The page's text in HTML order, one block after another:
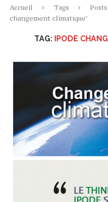
Accueil Tags
changement climatique"
TAG: IPODE